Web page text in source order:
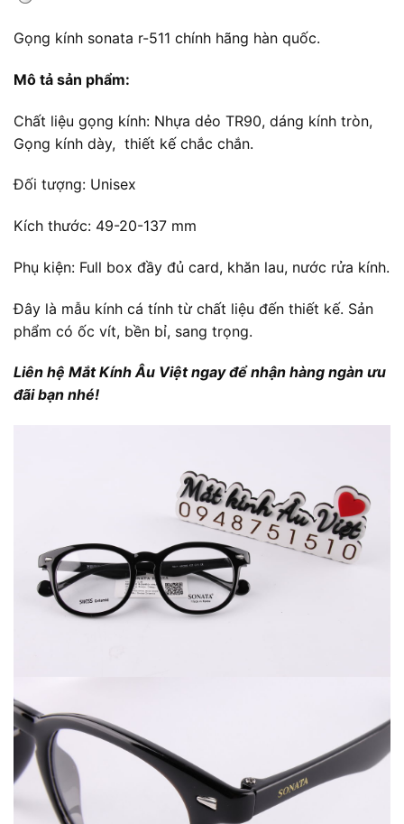
Gọng kính sonata r-511 chính hãng hàn quốc.
Mô tả sản phẩm:
Chất liệu gọng kính: Nhựa dẻo TR90, dáng kính tròn,
Gọng kính dày, thiết kế chắc chắn.
Đối tượng: Unisex
Kích thước: 49-20-137 mm
Phụ kiện: Full box đầy đủ card, khăn lau, nước rửa kính.
Đây là mẫu kính cá tính từ chất liệu đến thiết kế. Sản
phẩm có ốc vít, bền bỉ, sang trọng.
Liên hệ Mắt Kính Âu Việt ngay để nhận hàng ngàn ưu
đãi bạn nhé!